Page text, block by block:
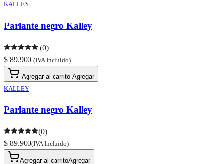
KALLEY
Parlante negro Kalley
(0)
$ 89.900 (IVA Incluido)
Agregar al carrito Agregar
KALLEY
Parlante negro Kalley
(0)
$ 89.900(IVA Incluido)
Agregar al carritoAgregar